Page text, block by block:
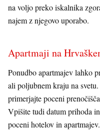
na voljo preko iskalnika
najem z njegovo uporabo.
Apartmaji na
Ponudbo apartmajev lahko
ali poljubnem kraju na
primerjajte poceni
Vpišite tudi datum prihoda
poceni hotelov in apartmajev.